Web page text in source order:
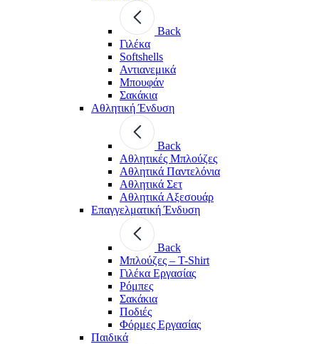
Back
Γιλέκα
Softshells
Αντιανεμικά
Μπουφάν
Σακάκια
Αθλητική Ένδυση
Back
Aθλητικές Μπλούζες
Αθλητικά Παντελόνια
Αθλητικά Σετ
Αθλητικά Αξεσουάρ
Επαγγελματική Ένδυση
Back
Μπλούζες – T-Shirt
Γιλέκα Εργασίας
Ρόμπες
Σακάκια
Ποδιές
Φόρμες Εργασίας
Παιδικά